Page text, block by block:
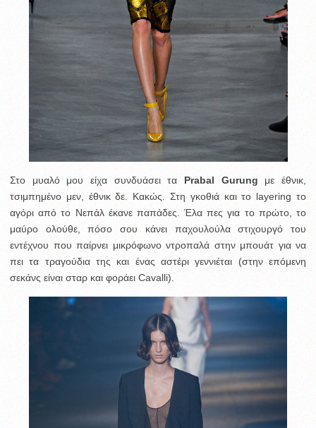
Στο μυαλό μου είχα συνδυάσει τα Prabal Gurung με έθνικ,
τσιμπημένο μεν, έθνικ δε. Κακώς. Στη γκοθιά και το layering το
αγόρι από το Νεπάλ έκανε παπάδες. Έλα πες για το πρώτο, το
μαύρο ολούθε, πόσο σου κάνει παχουλούλα στιχουργό του
εντέχνου που παίρνει μικρόφωνο ντροπαλά στην μπουάτ για να
πει τα τραγούδια της και ένας αστέρι γεννιέται (στην επόμενη
σεκάνς είναι σταρ και φοράει Cavalli).